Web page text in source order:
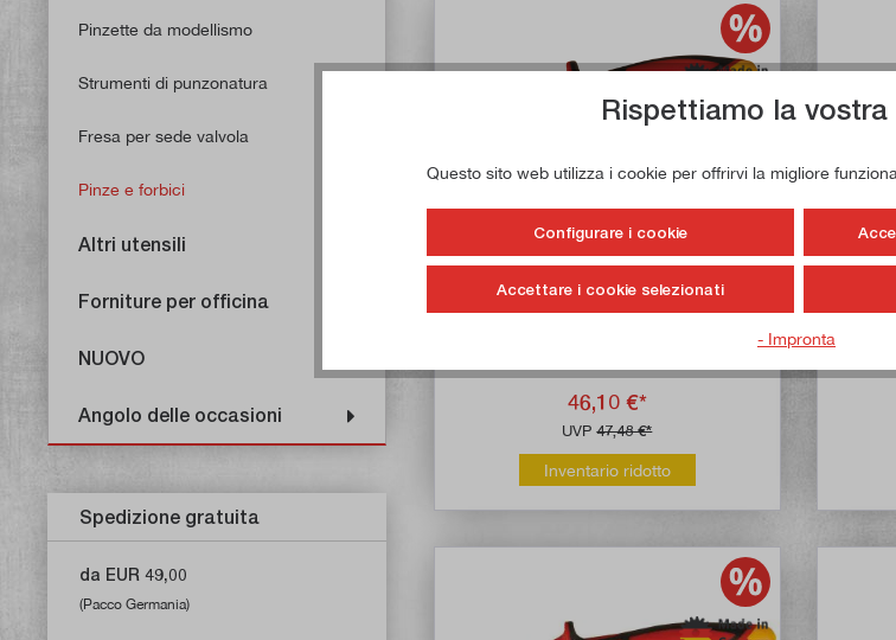
Pinzette da modellismo
Strumenti di punzonatura
Fresa per sede valvola
Pinze e forbici
Altri utensili
Forniture per officina
NUOVO
Angolo delle occasioni
Spedizione gratuita
da EUR 49,00
(Pacco Germania)
Milwaukee VDE-Cesoie per cavi, 160
mm
46,10 €*
UVP47,48 €*
Inventario ridotto
Rispettiamo la vostra
Questo sito web utilizza i cookie per offrirvi la migliore
Configurare i cookie
Accettare i cookie selezionati
- Impronta